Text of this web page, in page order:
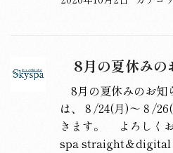
8月の夏休みの
8月の夏休みのお
は、８/24(月)～８/
きます。 よろしく
spa straight＆digital